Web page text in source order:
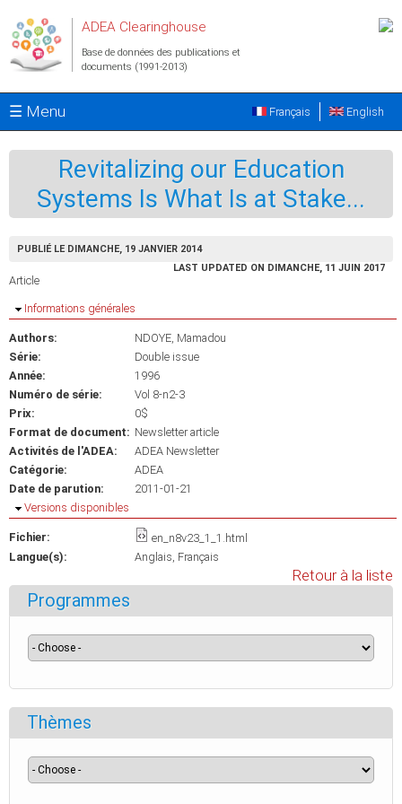
ADEA Clearinghouse
Base de données des publications et
documents (1991-2013)
☰ Menu English
Français
Revitalizing our Education
Systems Is What Is at Stake...
PUBLIÉ LE DIMANCHE, 19 JANVIER 2014
LAST UPDATED ON DIMANCHE, 11 JUIN 2017
Article
Masquer
Informations générales
Authors:
NDOYE, Mamadou
Série:
Double issue
Année:
1996
Numéro de série:
Vol 8-n2-3
Prix:
0$
Format de document: Newsletter article
Activités de l'ADEA:
ADEA Newsletter
Catégorie:
ADEA
Date de parution:
2011-01-21
Masquer
Versions disponibles
Fichier:
en_n8v23_1_1.html
Langue(s):
Anglais Français
Retour à la liste
Programmes
Thèmes